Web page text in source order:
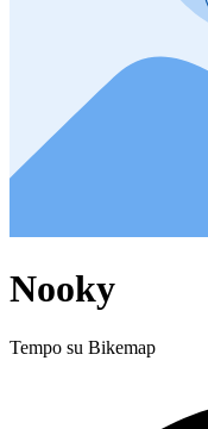
Nooky
Tempo su Bikemap